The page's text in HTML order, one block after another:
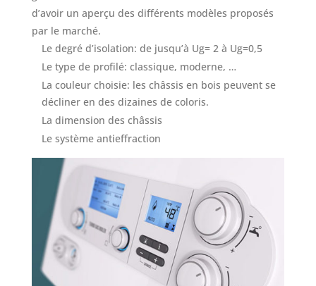
d’avoir un aperçu des différents modèles proposés
par le marché.
Le degré d’isolation: de jusqu’à Ug= 2 à Ug=0,5
Le type de profilé: classique, moderne, …
La couleur choisie: les châssis en bois peuvent se
décliner en des dizaines de coloris.
La dimension des châssis
Le système antieffraction